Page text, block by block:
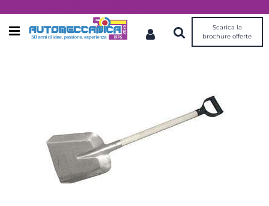
Open menu
Scarica la
brochure offerte